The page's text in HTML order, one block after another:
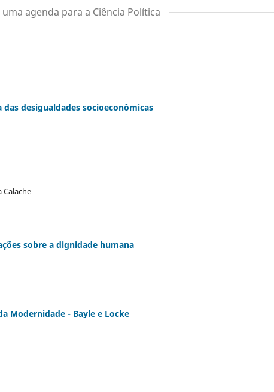
agenda para a Ciência Política
desigualdades socioeconômicas
Calache
sobre a dignidade humana
Modernidade - Bayle e Locke